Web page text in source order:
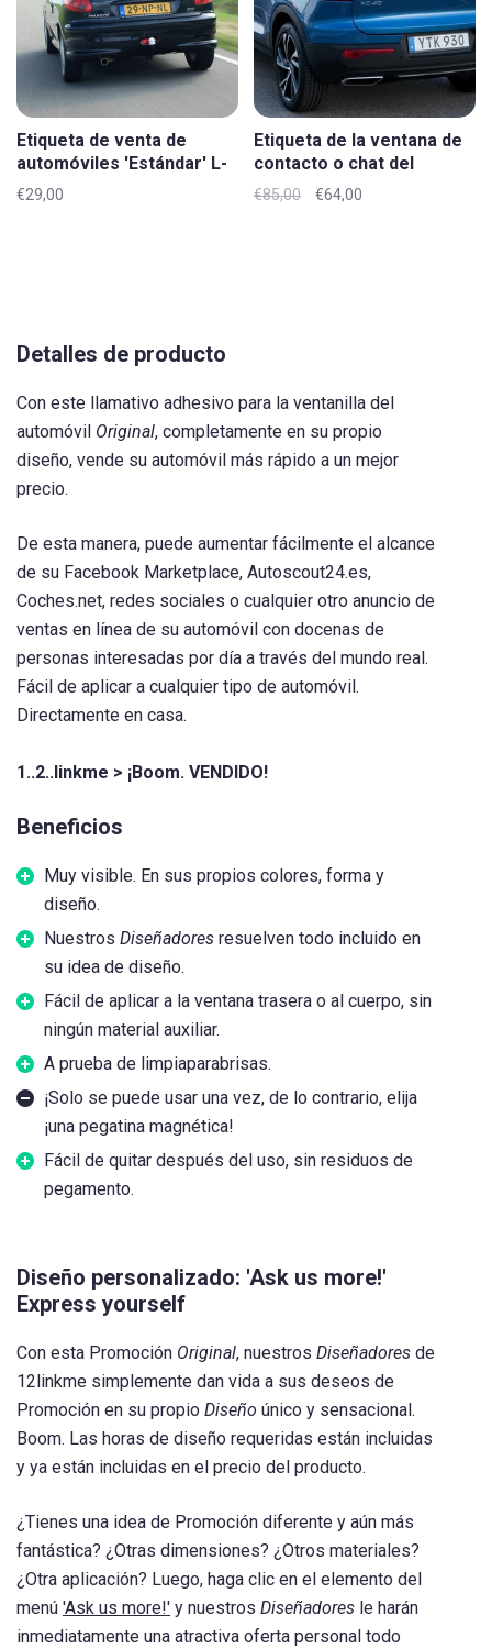
Etiqueta de venta de
automóviles 'Estándar' L-
XL
€29,00
Etiqueta de la ventana de
contacto o chat del
automóvil 'Original' L-XL
€85,00 €64,00
Detalles de producto
Con este llamativo adhesivo para la ventanilla del
automóvil Original, completamente en su propio
diseño, vende su automóvil más rápido a un mejor
precio.
De esta manera, puede aumentar fácilmente el alcance
de su Facebook Marketplace, Autoscout24.es,
Coches.net, redes sociales o cualquier otro anuncio de
ventas en línea de su automóvil con docenas de
personas interesadas por día a través del mundo real.
Fácil de aplicar a cualquier tipo de automóvil.
Directamente en casa.
1..2..linkme > ¡Boom. VENDIDO!
Beneficios
Muy visible. En sus propios colores, forma y
diseño.
Nuestros Diseñadores resuelven todo incluido en
su idea de diseño.
Fácil de aplicar a la ventana trasera o al cuerpo, sin
ningún material auxiliar.
A prueba de limpiaparabrisas.
¡Solo se puede usar una vez, de lo contrario, elija
¡una pegatina magnética!
Fácil de quitar después del uso, sin residuos de
pegamento.
Diseño personalizado: 'Ask us more!'
Express yourself
Con esta Promoción Original, nuestros Diseñadores de
12linkme simplemente dan vida a sus deseos de
Promoción en su propio Diseño único y sensacional.
Boom. Las horas de diseño requeridas están incluidas
y ya están incluidas en el precio del producto.
¿Tienes una idea de Promoción diferente y aún más
fantástica? ¿Otras dimensiones? ¿Otros materiales?
¿Otra aplicación? Luego, haga clic en el elemento del
menú 'Ask us more!' y nuestros Diseñadores le harán
inmediatamente una atractiva oferta personal todo